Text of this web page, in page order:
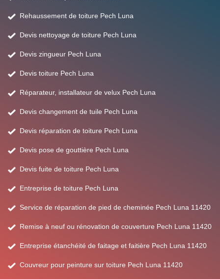
Rehaussement de toiture Pech Luna
Devis nettoyage de toiture Pech Luna
Devis zingueur Pech Luna
Devis toiture Pech Luna
Réparateur, installateur de velux Pech Luna
Devis changement de tuile Pech Luna
Devis réparation de toiture Pech Luna
Devis pose de gouttière Pech Luna
Devis fuite de toiture Pech Luna
Entreprise de toiture Pech Luna
Service de réparation de pied de cheminée Pech Luna 11420
Remise à neuf ou rénovation de couverture Pech Luna 11420
Entreprise étanchéité de faitage et faitière Pech Luna 11420
Couvreur pour peinture sur toiture Pech Luna 11420